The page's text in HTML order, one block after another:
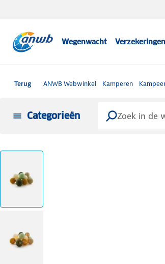
Wegenwacht Verzekeringen
Terug ANWB Webwinkel Kamperen
Categorieën